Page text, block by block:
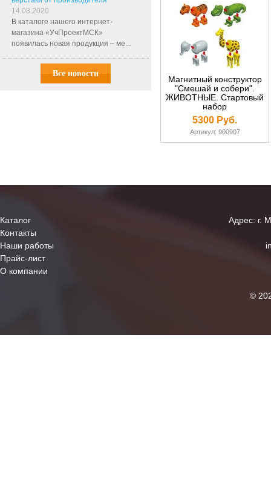
14.08.2020
В каталоге нашего интернет-
магазина «УчПроектМСК»
появилась новая продукция – ме...
Все новости
Магнитный конструктор
"Смешай и собери".
ЖИВОТНЫЕ. Стартовый
набор
5300 Руб.
Артикул: 900907
Каталог
Контакты
Наши работы
Прайс-лист
О компании
Адрес: г.
©